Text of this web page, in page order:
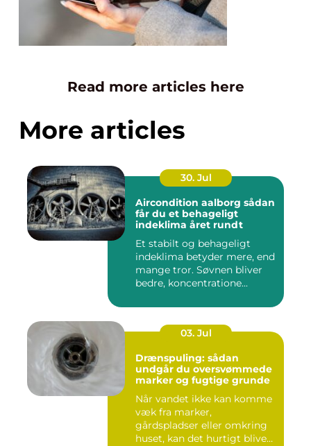
Read more articles here
More articles
30. Jul
Aircondition aalborg sådan
får du et behageligt
indeklima året rundt
Et stabilt og behageligt
indeklima betyder mere, end
mange tror. Søvnen bliver
bedre, koncentratione...
03. Jul
Drænspuling: sådan
undgår du oversvømmede
marker og fugtige grunde
Når vandet ikke kan komme
væk fra marker,
gårdspladser eller omkring
huset, kan det hurtigt blive